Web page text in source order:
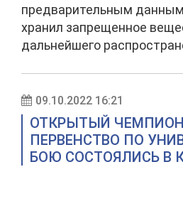
предварительным
хранил запрещенное
дальнейшего
09.10.2022 16:21
ОТКРЫТЫЙ
ПЕРВЕНСТВО ПО
БОЮ СОСТОЯЛИСЬ В